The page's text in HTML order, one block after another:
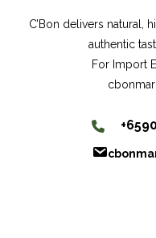
C’Bon delivers natural,
authentic
For Import